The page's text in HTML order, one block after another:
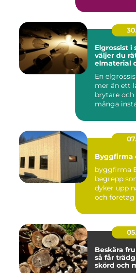
Elgrossist i
väljer du
elmaterial
En
mer än ett
brytare
många
Byggfirma
byggfirma
begrepp
dyker upp
och företag
Beskära
så får
skörd och